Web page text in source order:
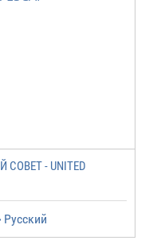
- UNITED
Русский